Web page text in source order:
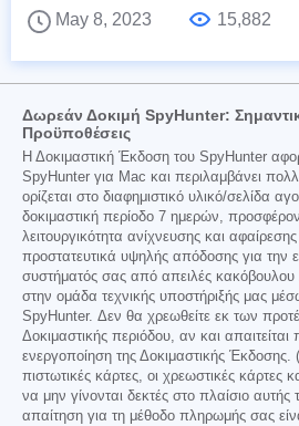
May 8, 2023
15,882
Δωρεάν Δοκιμή SpyHunter:
Προϋποθέσεις
Η Δοκιμαστική Έκδοση του SpyHunter
SpyHunter για Mac και περιλαμβάνει
ορίζεται στο διαφημιστικό υλικό/σελίδα
δοκιμαστική περίοδο 7 ημερών,
λειτουργικότητα ανίχνευσης και
προστατευτικά υψηλής απόδοσης για την
συστήματός σας από απειλές κακόβουλου
στην ομάδα τεχνικής υποστήριξής μας
SpyHunter. Δεν θα χρεωθείτε εκ των
Δοκιμαστικής περιόδου, αν και απαιτείται
ενεργοποίηση της Δοκιμαστικής
πιστωτικές κάρτες, οι χρεωστικές κάρτες
να μην γίνονται δεκτές στο πλαίσιο
απαίτηση για τη μέθοδο πληρωμής σας